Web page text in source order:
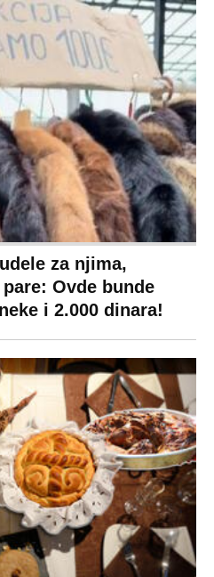
za njima,
Ovde bunde
i 2.000 dinara!